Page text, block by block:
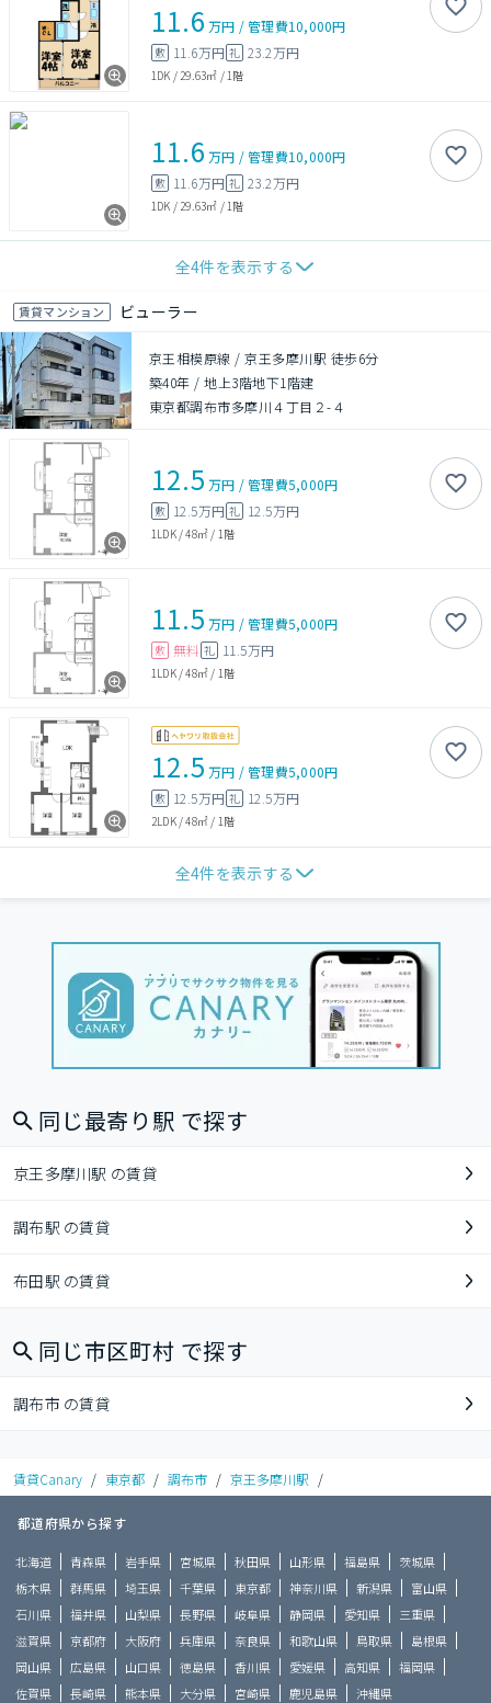
11.6 万円 /管理費10,000円
敷 11.6万円 礼 23.2万円
1DK /29.63㎡ /1階
11.6 万円 /管理費10,000円
敷 11.6万円 礼 23.2万円
1DK / 29.63㎡ / 1階
全4件を表示する
賃貸マンション ビューラー
京王相模原線 / 京王多摩川駅 徒歩6分
築40年 /地上3階地下1階建
東京都調布市多摩川４丁目２-４
12.5 万円 /管理費5,000円
敷 12.5万円 礼 12.5万円
1LDK/48㎡ / 1階
11.5 万円 /管理費5,000円
敷 無料 礼 11.5万円
1LDK/48㎡ / 1階
12.5 万円 /管理費5,000円
敷 12.5万円 礼 12.5万円
2LDK/48㎡ / 1階
全4件を表示する
同じ最寄り駅 で探す
京王多摩川駅 の賃貸
調布駅 の賃貸
布田駅 の賃貸
同じ市区町村 で探す
調布市 の賃貸
賃貸Canary / 東京都 / 調布市 / 京王多摩川駅 /
都道府県から探す
北海道 青森県 岩手県 宮城県 秋田県 山形県 福島県
茨城県
栃木県
群馬県 埼玉県 千葉県 東京都 神奈川県 新潟県
富山県
石川県
福井県 山梨県 長野県 岐阜県 静岡県 愛知県
三重県
滋賀県
京都府 大阪府 兵庫県 奈良県 和歌山県 鳥取県
島根県
岡山県
広島県 山口県 徳島県 香川県 愛媛県 高知県
福岡県
佐賀県
長崎県 熊本県 大分県 宮崎県 鹿児島県 沖縄県